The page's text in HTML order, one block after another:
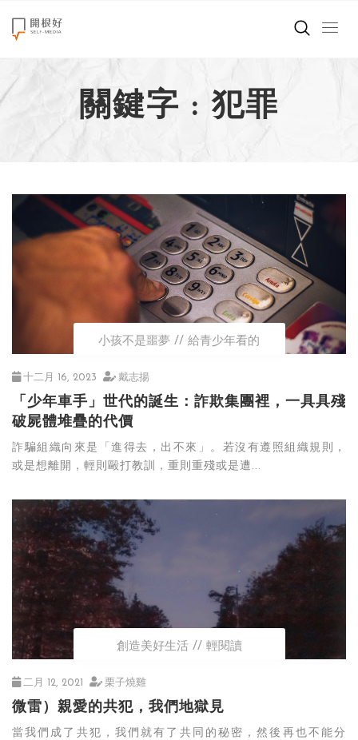
來點正能量
世界在想什麼
創造美好生活
職場商業經濟
影片專區
關於我們
關鍵字 : 犯罪
小孩不是噩夢 給青少年看的
十二月 16, 2023 戴志揚
「少年車手」世代的誕生：詐欺集團裡，一具具殘
破屍體堆疊的代價
詐騙組織向來是「進得去，出不來」。若沒有遵照組織規則，
或是想離開，輕則毆打教訓，重則重殘或是遭...
創造美好生活 輕閱讀
二月 12, 2021 栗子燒雞
微雷）親愛的共犯，我們地獄見
當我們成了共犯，我們就有了共同的秘密，然後再也不能分